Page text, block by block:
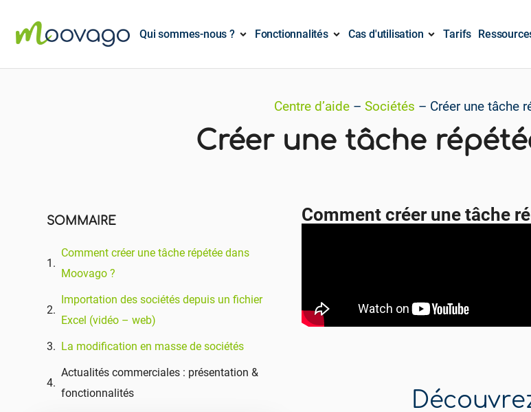
Qui sommes-nous ? Fonctionnalités Cas d'utilisation Tarifs
Centre d’aide– Sociétés – Créer une tâche
Créer une tâche
SOMMAIRE
Comment créer une tâche répétée dans
Moovago ?
Importation des sociétés depuis un fichier
Excel (vidéo – web)
La modification en masse de sociétés
Actualités commerciales : présentation &
fonctionnalités
Comment créer une tâche